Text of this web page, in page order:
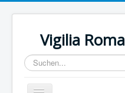
Vigilia
Suchen...